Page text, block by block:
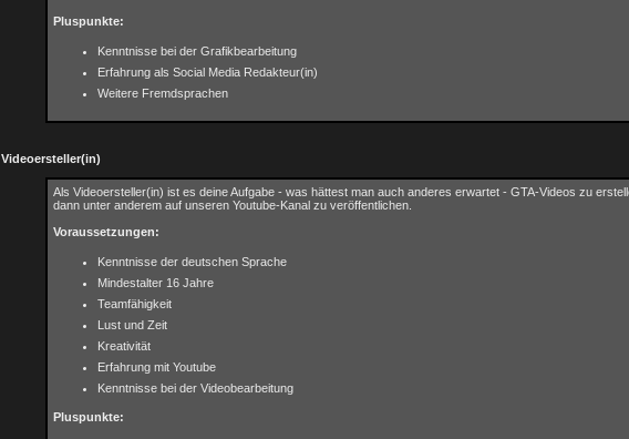
Pluspunkte:
Kenntnisse bei der Grafikbearbeitung
Erfahrung als Social Media Redakteur(in)
Weitere Fremdsprachen
Videoersteller(in)
Als Videoersteller(in) ist es deine Aufgabe - was hättest man auch anderes erwartet - GTA-Videos zu
dann unter anderem auf unseren Youtube-Kanal zu veröffentlichen.
Voraussetzungen:
Kenntnisse der deutschen Sprache
Mindestalter 16 Jahre
Teamfähigkeit
Lust und Zeit
Kreativität
Erfahrung mit Youtube
Kenntnisse bei der Videobearbeitung
Pluspunkte: